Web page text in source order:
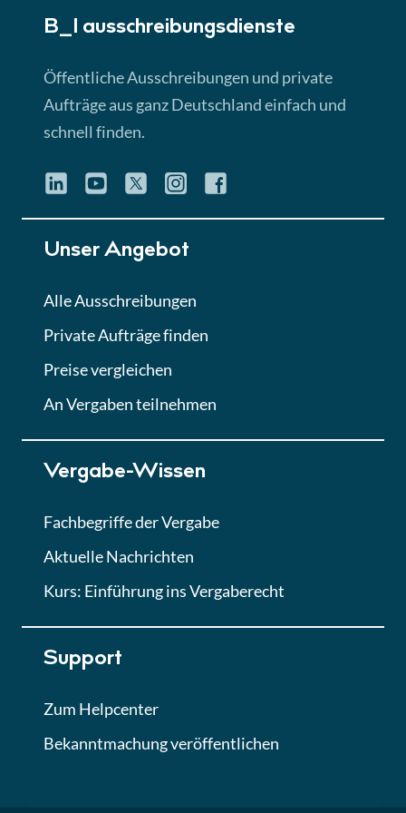
Lektion 3
► 4:31 Min
Quiz
Eignung im Vergabeverfahren
Lektion 6
Abgabe von Angeboten
Lektion
Lektion 7
Finales Quiz
B_I ausschreibungs­dienste
Öffentliche Ausschreibungen und private
Aufträge aus ganz Deutschland einfach und
schnell finden.
Unser Angebot
Alle Ausschreibungen
Private Aufträge finden
Preise vergleichen
An Vergaben teilnehmen
Vergabe-Wissen
Fachbegriffe der Vergabe
Aktuelle Nachrichten
Kurs: Einführung ins Vergaberecht
Support
Zum Helpcenter
Bekanntmachung veröffentlichen